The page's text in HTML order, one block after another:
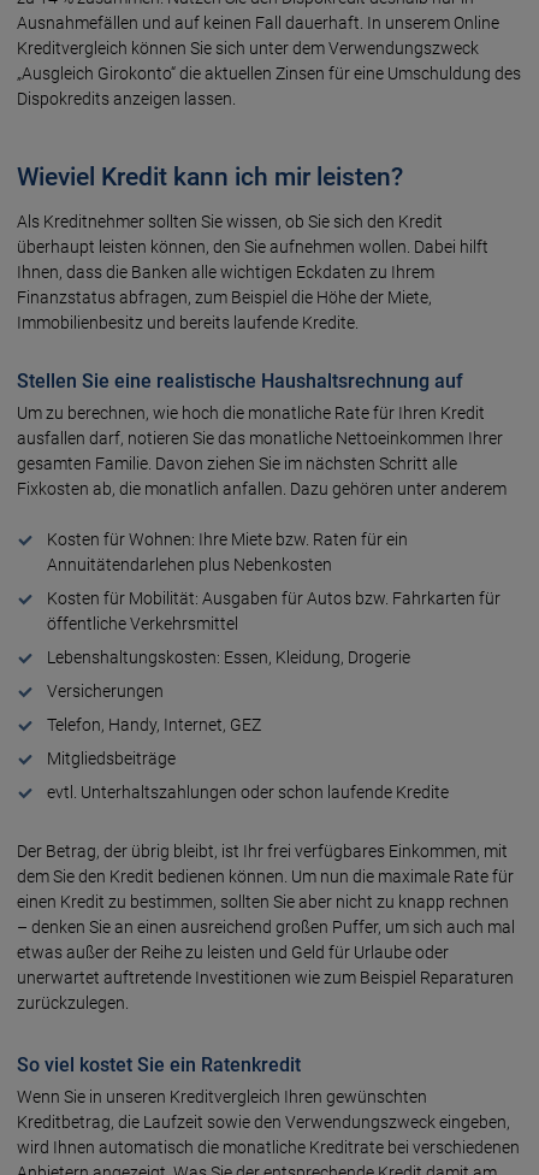
Ausnahmefällen und auf keinen Fall dauerhaft. In unserem Online
Kreditvergleich können Sie sich unter dem Verwendungszweck
„Ausgleich Girokonto“ die aktuellen Zinsen für eine Umschuldung des
Dispokredits anzeigen lassen.
Wieviel Kredit kann ich mir leisten?
Als Kreditnehmer sollten Sie wissen, ob Sie sich den Kredit
überhaupt leisten können, den Sie aufnehmen wollen. Dabei hilft
Ihnen, dass die Banken alle wichtigen Eckdaten zu Ihrem
Finanzstatus abfragen, zum Beispiel die Höhe der Miete,
Immobilienbesitz und bereits laufende Kredite.
Stellen Sie eine realistische Haushaltsrechnung auf
Um zu berechnen, wie hoch die monatliche Rate für Ihren Kredit
ausfallen darf, notieren Sie das monatliche Nettoeinkommen Ihrer
gesamten Familie. Davon ziehen Sie im nächsten Schritt alle
Fixkosten ab, die monatlich anfallen. Dazu gehören unter anderem
Kosten für Wohnen: Ihre Miete bzw. Raten für ein
Annuitätendarlehen plus Nebenkosten
Kosten für Mobilität: Ausgaben für Autos bzw. Fahrkarten für
öffentliche Verkehrsmittel
Lebenshaltungskosten: Essen, Kleidung, Drogerie
Versicherungen
Telefon, Handy, Internet, GEZ
Mitgliedsbeiträge
evtl. Unterhaltszahlungen oder schon laufende Kredite
Der Betrag, der übrig bleibt, ist Ihr frei verfügbares Einkommen, mit
dem Sie den Kredit bedienen können. Um nun die maximale Rate für
einen Kredit zu bestimmen, sollten Sie aber nicht zu knapp rechnen
– denken Sie an einen ausreichend großen Puffer, um sich auch mal
etwas außer der Reihe zu leisten und Geld für Urlaube oder
unerwartet auftretende Investitionen wie zum Beispiel Reparaturen
zurückzulegen.
So viel kostet Sie ein Ratenkredit
Wenn Sie in unseren Kreditvergleich Ihren gewünschten
Kreditbetrag, die Laufzeit sowie den Verwendungszweck eingeben,
wird Ihnen automatisch die monatliche Kreditrate bei verschiedenen